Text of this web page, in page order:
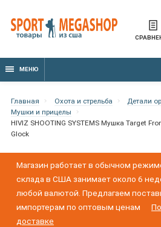
МЕНЮ
Главная Охота и стрельба
Детали
Мушки и прицелы
HIVIZ SHOOTING SYSTEMS Мушка Target
Glock
Магазин работает в обычном
склада в США занимает около 6
любой валютой. Предлагаем
импортерам по оптовым ценам
доставке